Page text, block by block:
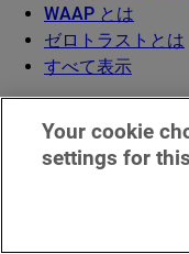
WAAP とは
ゼロトラストとは
すべて表示
Your cookie
settings for